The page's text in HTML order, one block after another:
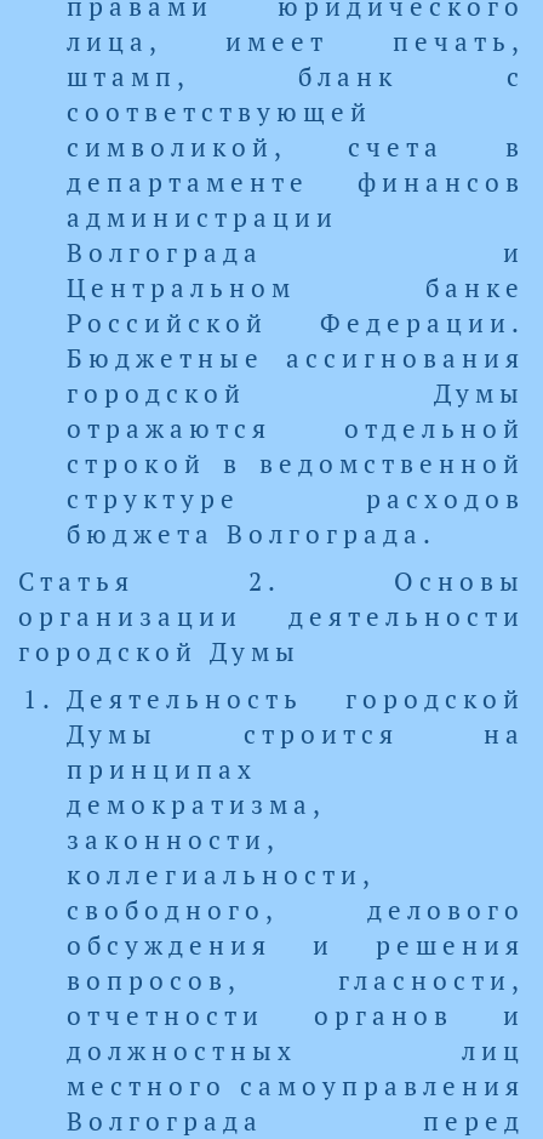
правами юридического
лица, имеет печать,
штамп, бланк с
соответствующей
символикой, счета в
департаменте финансов
администрации
Волгограда и
Центральном банке
Российской Федерации.
Бюджетные ассигнования
городской Думы
отражаются отдельной
строкой в ведомственной
структуре расходов
бюджета Волгограда.
Статья 2. Основы
организации деятельности
городской Думы
Деятельность городской
Думы строится на
принципах
демократизма,
законности,
коллегиальности,
свободного, делового
обсуждения и решения
вопросов, гласности,
отчетности органов и
должностных лиц
местного самоуправления
Волгограда перед